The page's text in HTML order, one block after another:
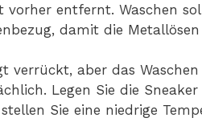
vorher entfernt. Waschen
damit die
verrückt, aber das
Legen Sie die
Sie eine niedrige